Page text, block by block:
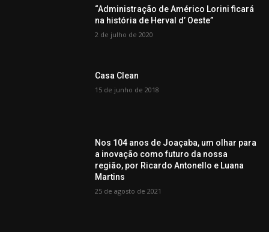
“Administração de Américo Lorini ficará
na história de Herval d’ Oeste”
2 de julho de 2020
Casa Clean
15 de junho de 2018
Nos 104 anos de Joaçaba, um olhar para
a inovação como futuro da nossa
região, por Ricardo Antonello e Luana
Martins
25 de agosto de 2021